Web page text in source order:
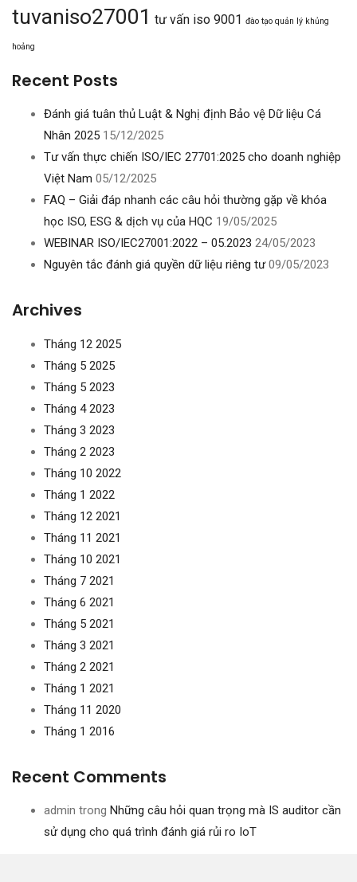
tuvaniso27001 tư vấn iso 9001 đào tạo quản lý khủng
hoảng
Recent Posts
Đánh giá tuân thủ Luật & Nghị định Bảo vệ Dữ liệu Cá
Nhân 2025 15/12/2025
Tư vấn thực chiến ISO/IEC 27701:2025 cho doanh nghiệp
Việt Nam 05/12/2025
FAQ – Giải đáp nhanh các câu hỏi thường gặp về khóa
học ISO, ESG & dịch vụ của HQC 19/05/2025
WEBINAR ISO/IEC27001:2022 – 05.2023 24/05/2023
Nguyên tắc đánh giá quyền dữ liệu riêng tư 09/05/2023
Archives
Tháng 12 2025
Tháng 5 2025
Tháng 5 2023
Tháng 4 2023
Tháng 3 2023
Tháng 2 2023
Tháng 10 2022
Tháng 1 2022
Tháng 12 2021
Tháng 11 2021
Tháng 10 2021
Tháng 7 2021
Tháng 6 2021
Tháng 5 2021
Tháng 3 2021
Tháng 2 2021
Tháng 1 2021
Tháng 11 2020
Tháng 1 2016
Recent Comments
admin trong Những câu hỏi quan trọng mà IS auditor cần
sử dụng cho quá trình đánh giá rủi ro IoT